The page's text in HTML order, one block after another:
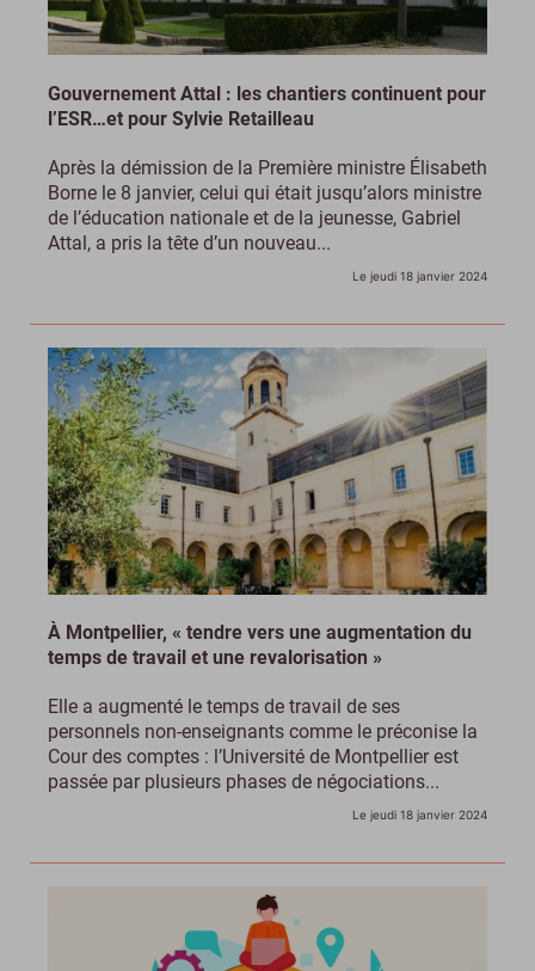
Gouvernement Attal : les chantiers continuent pour
l’ESR…et pour Sylvie Retailleau
Après la démission de la Première ministre Élisabeth
Borne le 8 janvier, celui qui était jusqu’alors ministre
de l’éducation nationale et de la jeunesse, Gabriel
Attal, a pris la tête d’un nouveau...
Le jeudi 18 janvier 2024
À Montpellier, « tendre vers une augmentation du
temps de travail et une revalorisation »
Elle a augmenté le temps de travail de ses
personnels non-enseignants comme le préconise la
Cour des comptes : l’Université de Montpellier est
passée par plusieurs phases de négociations...
Le jeudi 18 janvier 2024